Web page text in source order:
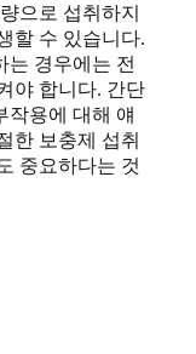
으로 섭취하지
할 수 있습니다.
는 경우에는 전
야 합니다. 간단
작용에 대해 얘
한 보충제 섭취
중요하다는 것